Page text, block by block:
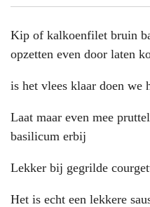
Kip of kalkoenfilet bruin
opzetten even door laten
is het vlees klaar doen we
Laat maar even mee
basilicum erbij
Lekker bij gegrilde
Het is echt een lekkere